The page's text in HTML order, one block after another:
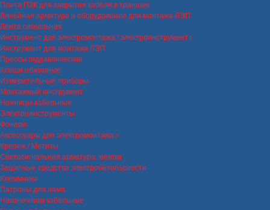
Плита ПЗК для закрытия кабеля в траншее
Линейная арматура и оборудование для монтажа ЛЭП
Лента сигнальная
Инструмент для электромонтажа / электроинструмент
Инструмент для монтажа ЛЭП
Прессы гидравлические
Клещи обжимные
Измерительные приборы
Монтажный инструмент
Ножницы кабельные
Электроинструменты
Фонари
Аксессуары для электромонтажа
Крепеж / Метизы
Светосигнальная арматура, кнопки
Защитные средства электробезопасности
Клеммники
Патроны для ламп
Наконечники кабельные